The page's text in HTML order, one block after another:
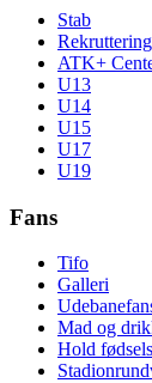
Stab
ATK+
U13
U14
U15
U17
U19
Fans
Tifo
Galleri
Mad og
Hold